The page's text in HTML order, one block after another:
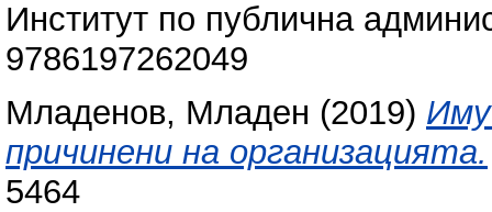
Институт по публична
9786197262049
Младенов, Младен (2019)
причинени на организацията.
5464